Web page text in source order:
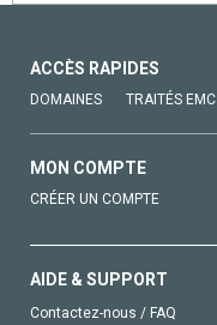
ACCÈS RAPIDES
DOMAINES TRAITÉS EMC
MON COMPTE
CRÉER UN COMPTE
AIDE & SUPPORT
Contactez-nous / FAQ